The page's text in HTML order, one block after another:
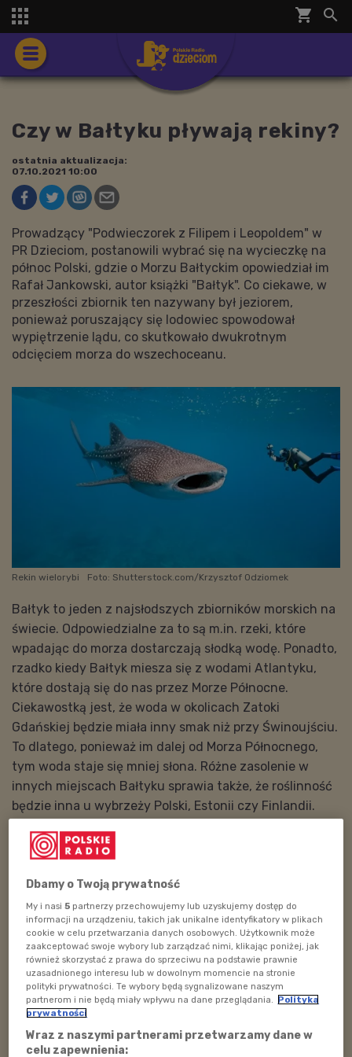
shopping_cart 

Czy w Bałtyku pływają rekiny?
ostatnia aktualizacja:
07.10.2021 10:00
Prowadzący "Podwieczorek z Filipem i Leopoldem" w
PR Dzieciom, postanowili wybrać się na wycieczkę na
północ Polski, gdzie o Morzu Bałtyckim opowiedział im
Rafał Jankowski, autor książki "Bałtyk". Co ciekawe, w
przeszłości zbiornik ten nazywany był jeziorem,
ponieważ poruszający się lodowiec spowodował
wypiętrzenie lądu, co skutkowało dwukrotnym
odcięciem morza do wszechoceanu.
Rekin wielorybi Foto: Shutterstock.com/Krzysztof Odziomek
Bałtyk to jeden z najsłodszych zbiorników morskich na
świecie. Odpowiedzialne za to są m.in. rzeki, które
wpadając do morza dostarczają słodką wodę. Ponadto,
rzadko kiedy Bałtyk miesza się z wodami Atlantyku,
które dostają się do nas przez Morze Północne.
Ciekawostką jest, że woda w okolicach Zatoki
Gdańskiej będzie miała inny smak niż przy Świnoujściu.
To dlatego, ponieważ im dalej od Morza Północnego,
tym woda staje się mniej słona. Różne zasolenie w
innych miejscach Bałtyku sprawia także, że roślinność
będzie inna u wybrzeży Polski, Estonii czy Finlandii.
POSŁUCHAJ
Podwieczorek z Filipem i Leopoldem 6 października
godz. 18:00
Na odcień wody w Morzu Bałtyckim wpływa jego
zawartość. Nasze wody są nieco bardziej zawiesiste
oraz mają więcej mikroorganizmów. Kolor morza zależy
też od jego głębokości. Maksymalna głębokość Bałtyku
to ok 450 metrów, natomiast w przypadku Rowu
Dbamy o Twoją prywatność
My i nasi5 partnerzy przechowujemy lub uzyskujemy dostęp do
informacji na urządzeniu, takich jak unikalne identyfikatory w plikach
cookie w celu przetwarzania danych osobowych. Użytkownik może
zaakceptować swoje wybory lub zarządzać nimi, klikając poniżej, jak
również skorzystać z prawa do sprzeciwu na podstawie prawnie
uzasadnionego interesu lub w dowolnym momencie na stronie
polityki prywatności. Te wybory będą sygnalizowane naszym
partnerom i nie będą miały wpływu na dane przeglądania. Polityka
prywatności
Wraz z naszymi partnerami przetwarzamy dane w
celu zapewnienia: